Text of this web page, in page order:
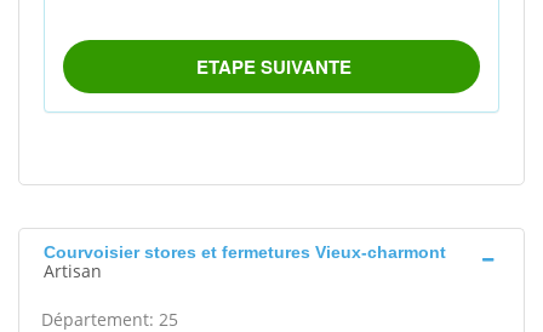
Courvoisier stores et fermetures Vieux-charmont
Artisan
Département: 25